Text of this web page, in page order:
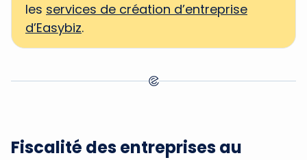
les services de création d’entreprise
d’Easybiz.
Fiscalité des entreprises au